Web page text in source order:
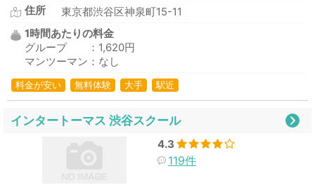
住所
東京都渋谷区神泉町15-11
1時間あたりの料金
グループ ：1,620円
マンツーマン：なし
料金が安い 無料体験 大手 駅近
インタートーマス 渋谷スクール
4.3
119件